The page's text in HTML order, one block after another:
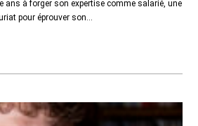
ans à forger son expertise comme salarié, une
pour éprouver son...